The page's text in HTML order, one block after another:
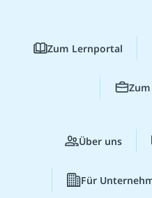
Zum Lernportal
Über uns
Für